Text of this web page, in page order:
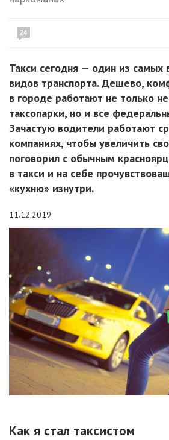
24
Такси сегодня — один из самых
видов транспорта. Дешево,
в городе работают не только
таксопарки, но и все
Зачастую водители работают
компаниях, чтобы увеличить
поговорил с обычным
в такси и на себе
«кухню» изнутри.
11.12.2019
Как я стал таксистом